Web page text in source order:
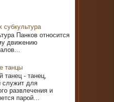
субкультура
Панков относится
движению
танцы
танец - танец,
служит для
развлечения и
парой...